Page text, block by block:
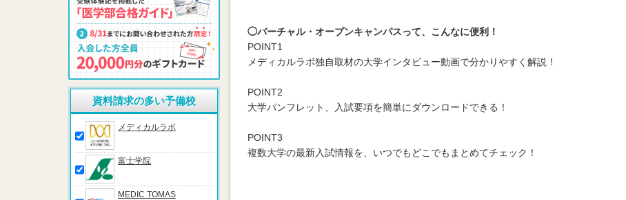
◯バーチャル・オープンキャンパスって、こんなに便利！
POINT1
メディカルラボ独自取材の大学インタビュー動画で分かりやすく解説！
POINT2
大学パンフレット、入試要項を簡単にダウンロードできる！
POINT3
複数大学の最新入試情報を、いつでもどこでもまとめてチェック！
資料請求の多い予備校
メディカルラボ
富士学院
MEDIC TOMAS